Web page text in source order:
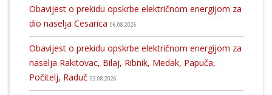
Obavijest o prekidu opskrbe električnom energijom za
dio naselja Cesarica 06.08.2026
Obavijest o prekidu opskrbe električnom energijom za
naselja Rakitovac, Bilaj, Ribnik, Medak, Papuča,
Počitelj, Raduč 03.08.2026